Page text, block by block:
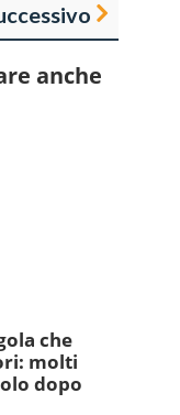
anche
che
molti
dopo